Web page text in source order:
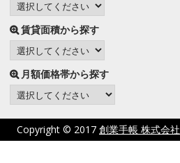
賃貸面積から探す
月額価格帯から探す
Copyright © 2017 創業手帳 株式会社